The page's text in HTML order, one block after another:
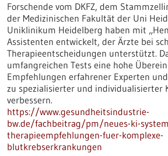
Forschende vom DKFZ, dem
der Medizinischen Fakultät der Uni
Uniklinikum Heidelberg haben mit
Assistenten entwickelt, der Ärzte bei
Therapieentscheidungen unterstützt.
umfangreichen Tests eine hohe
Empfehlungen erfahrener Experten
zu spezialisierter und individualisierter
verbessern.
https://www.gesundheitsindustrie-
bw.de/fachbeitrag/pm/neues-ki-
therapieempfehlungen-fuer-komplexe-
blutkrebserkrankungen